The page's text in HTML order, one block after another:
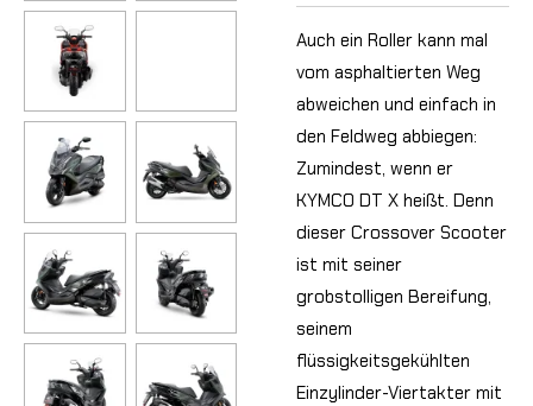
Auch ein Roller kann mal
vom asphaltierten Weg
abweichen und einfach in
den Feldweg abbiegen:
Zumindest, wenn er
KYMCO DT X heißt. Denn
dieser Crossover Scooter
ist mit seiner
grobstolligen Bereifung,
seinem
flüssigkeitsgekühlten
Einzylinder-Viertakter mit